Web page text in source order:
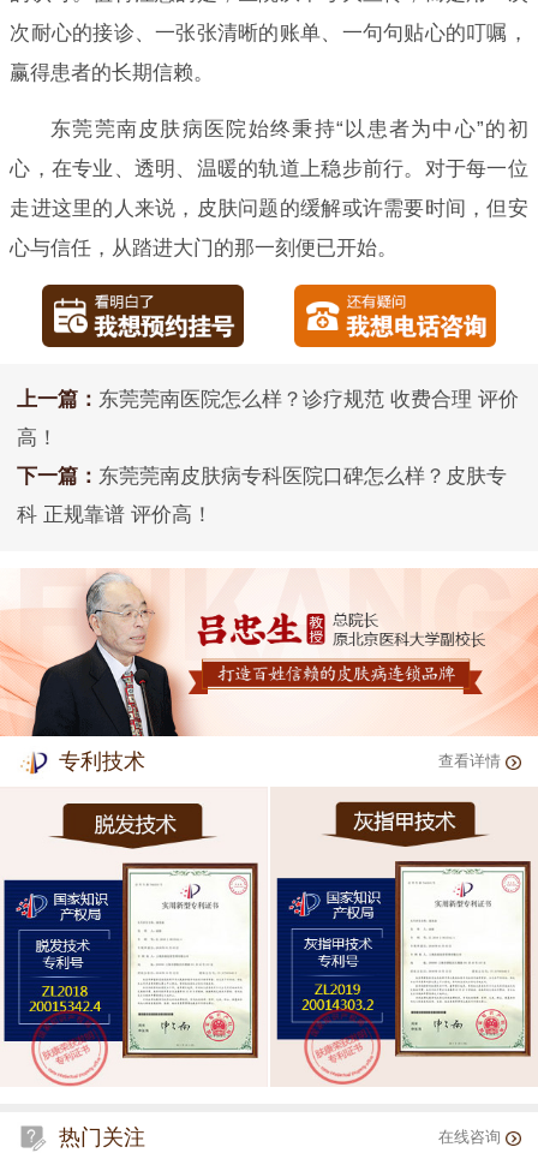
次耐心的接诊、一张张清晰的账单、一句句贴心的叮嘱，
赢得患者的长期信赖。
东莞莞南皮肤病医院始终秉持“以患者为中心”的初
心，在专业、透明、温暖的轨道上稳步前行。对于每一位
走进这里的人来说，皮肤问题的缓解或许需要时间，但安
心与信任，从踏进大门的那一刻便已开始。
上一篇： 东莞莞南医院怎么样？诊疗规范 收费合理 评价
高！
下一篇： 东莞莞南皮肤病专科医院口碑怎么样？皮肤专
科 正规靠谱 评价高！
专利技术 查看详情
热门关注 在线咨询